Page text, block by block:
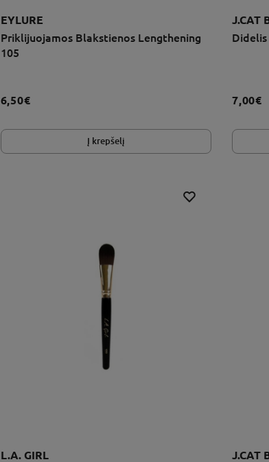
EYLURE
Priklijuojamos Blakstienos Lengthening
105
6,50€
Į krepšelį
J.CAT
7,00€
L.A. GIRL
J.CAT